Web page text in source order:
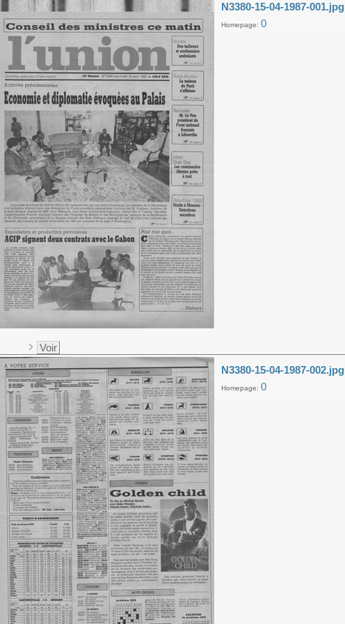
N3380-15-04-1987-001.jpg
Homepage: 0
Voir
N3380-15-04-1987-002.jpg
Homepage: 0